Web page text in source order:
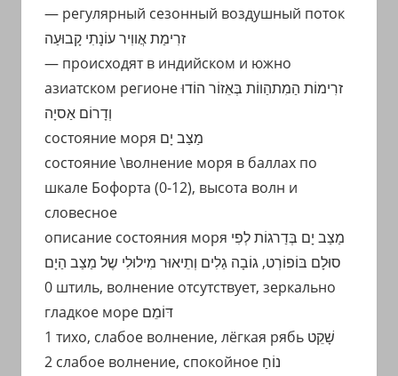
— регулярный сезонный воздушный поток
זרִימַת אֲווִיר עוֹנָתִי קָבוּעַה
— происходят в индийском и южно
азиатском регионе זרִימוֹת הַמִתהַווֹת בְּאֵזוֹר הוֹדוּ
וְדָרוֹם אַסיָה
состояние моря מַצַב יָם
состояние \волнение моря в баллах по
шкале Бофорта (0-12), высота волн и
словесное
описание состояния моря מַצַב יָם בְּדַרגוֹת לְפִי
סוּלָם בּוֹפוֹרְט, גוֹבָה גַלִים וְתֵיאוּר מִילוּלִי שֶל מַצַב הַיָם
0 штиль, волнение отсутствует, зеркально
гладкое море דּוֹמֵם
1 тихо, слабое волнение, лёгкая рябь שָׁקֵט
2 слабое волнение, спокойное נוֹחַ